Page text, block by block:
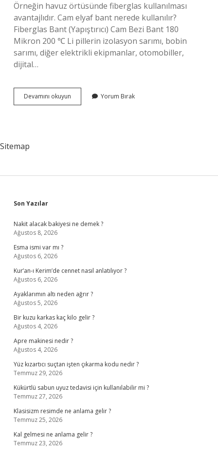
Örneğin havuz örtüsünde fiberglas kullanılması
avantajlıdır. Cam elyaf bant nerede kullanılır?
Fiberglas Bant (Yapıştırıcı) Cam Bezi Bant 180
Mikron 200 ℃ Li pillerin izolasyon sarımı, bobin
sarımı, diğer elektrikli ekipmanlar, otomobiller,
dijital…
Devamını okuyun
Elyaf
Yorum Bırak
Sitemap
Sidebar
Son Yazılar
Nakit alacak bakiyesi ne demek ?
Ağustos 8, 2026
Esma ismi var mı ?
Ağustos 6, 2026
Kur’an-ı Kerim’de cennet nasıl anlatılıyor ?
Ağustos 6, 2026
Ayaklarımın altı neden ağrır ?
Ağustos 5, 2026
Bir kuzu karkas kaç kilo gelir ?
Ağustos 4, 2026
Apre makinesi nedir ?
Ağustos 4, 2026
Yüz kızartıcı suçtan işten çıkarma kodu nedir ?
Temmuz 29, 2026
Kükürtlü sabun uyuz tedavisi için kullanılabilir mi ?
Temmuz 27, 2026
Klasisizm resimde ne anlama gelir ?
Temmuz 25, 2026
Kal gelmesi ne anlama gelir ?
Temmuz 23, 2026